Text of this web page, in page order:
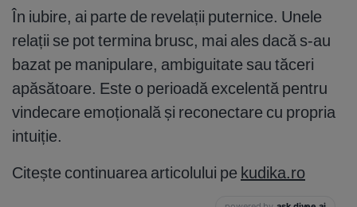
În iubire, ai parte de revelații puternice. Unele
relații se pot termina brusc, mai ales dacă s-au
bazat pe manipulare, ambiguitate sau tăceri
apăsătoare. Este o perioadă excelentă pentru
vindecare emoțională și reconectare cu propria
intuiție.
Citește continuarea articolului pe kudika.ro